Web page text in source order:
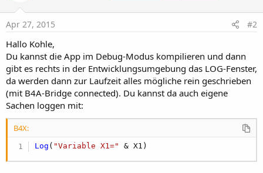
Apr 27, 2015 #2
Hallo Kohle,
Du kannst die App im Debug-Modus kompilieren und dann
gibt es rechts in der Entwicklungsumgebung das LOG-Fenster,
da werden dann zur Laufzeit alles mögliche rein geschrieben
(mit B4A-Bridge connected). Du kannst da auch eigene
Sachen loggen mit:
B4X:
Log ( "Variable X1=" & X1)